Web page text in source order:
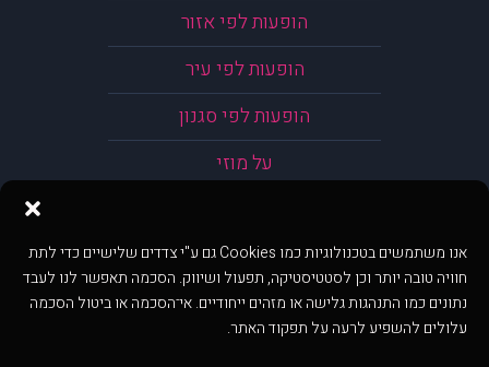
אנו משתמשים בטכנולוגיות כמו Cookies גם ע"י צדדים שלישיים כדי לתת
חוויה טובה יותר וכן לסטטיסטיקה, תפעול ושיווק. הסכמה תאפשר לנו לעבד
נתונים כמו התנהגות גלישה או מזהים ייחודיים. אי־הסכמה או ביטול הסכמה
עלולים להשפיע לרעה על תפקוד האתר.
הופעות לפי אזור
הופעות לפי עיר
הופעות לפי סגנון
על מוזי